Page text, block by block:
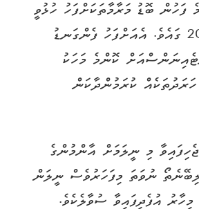
ފަހުން ބޮޑު މަރާމާތަކަށްފަހު ހުޅުވީ
20 ޑިސެމްބަރު 2024 ގައެވެ. އެއަށްފަހު ފެންގަނޑު
ކޮންމެ މަހަކު
ކުރަމުންދާކަން
މި ނީލަމަށް އާންމުންގެ
ނުވަތަ މިފަހަރުވެސް ނީލަން
އުފެދިފައިވާ ސުވާލެކެވެ.